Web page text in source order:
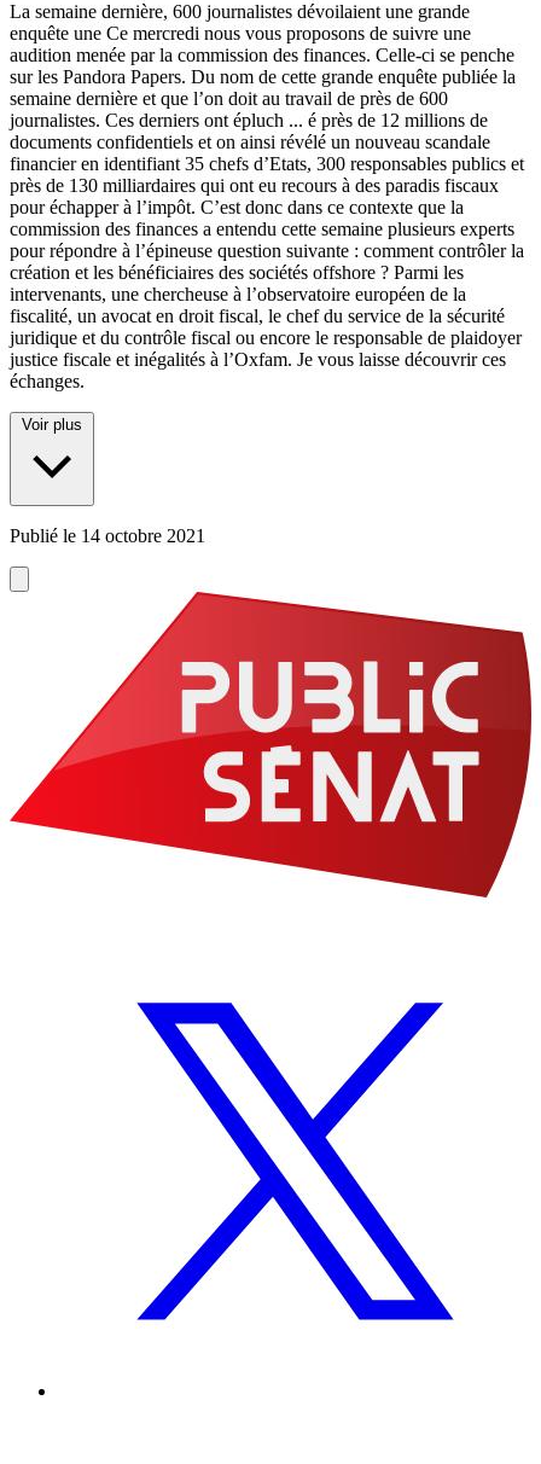
La semaine dernière, 600 journalistes dévoilaient une grande
enquête une Ce mercredi nous vous proposons de suivre une
audition menée par la commission des finances. Celle-ci se penche
sur les Pandora Papers. Du nom de cette grande enquête publiée la
semaine dernière et que l’on doit au travail de près de 600
journalistes. Ces derniers ont épluch ... é près de 12 millions de
documents confidentiels et on ainsi révélé un nouveau scandale
financier en identifiant 35 chefs d’Etats, 300 responsables publics et
près de 130 milliardaires qui ont eu recours à des paradis fiscaux
pour échapper à l’impôt. C’est donc dans ce contexte que la
commission des finances a entendu cette semaine plusieurs experts
pour répondre à l’épineuse question suivante : comment contrôler la
création et les bénéficiaires des sociétés offshore ? Parmi les
intervenants, une chercheuse à l’observatoire européen de la
fiscalité, un avocat en droit fiscal, le chef du service de la sécurité
juridique et du contrôle fiscal ou encore le responsable de plaidoyer
justice fiscale et inégalités à l’Oxfam. Je vous laisse découvrir ces
échanges.
Voir plus
Publié le 14 octobre 2021